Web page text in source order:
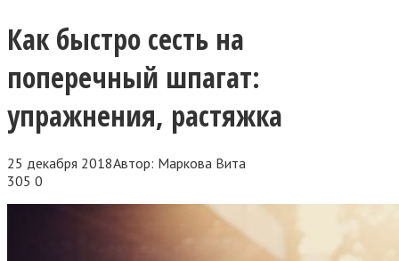
Как быстро сесть на
поперечный шпагат:
упражнения, растяжка
25 декабря 2018Автор: Маркова Вита
305 0